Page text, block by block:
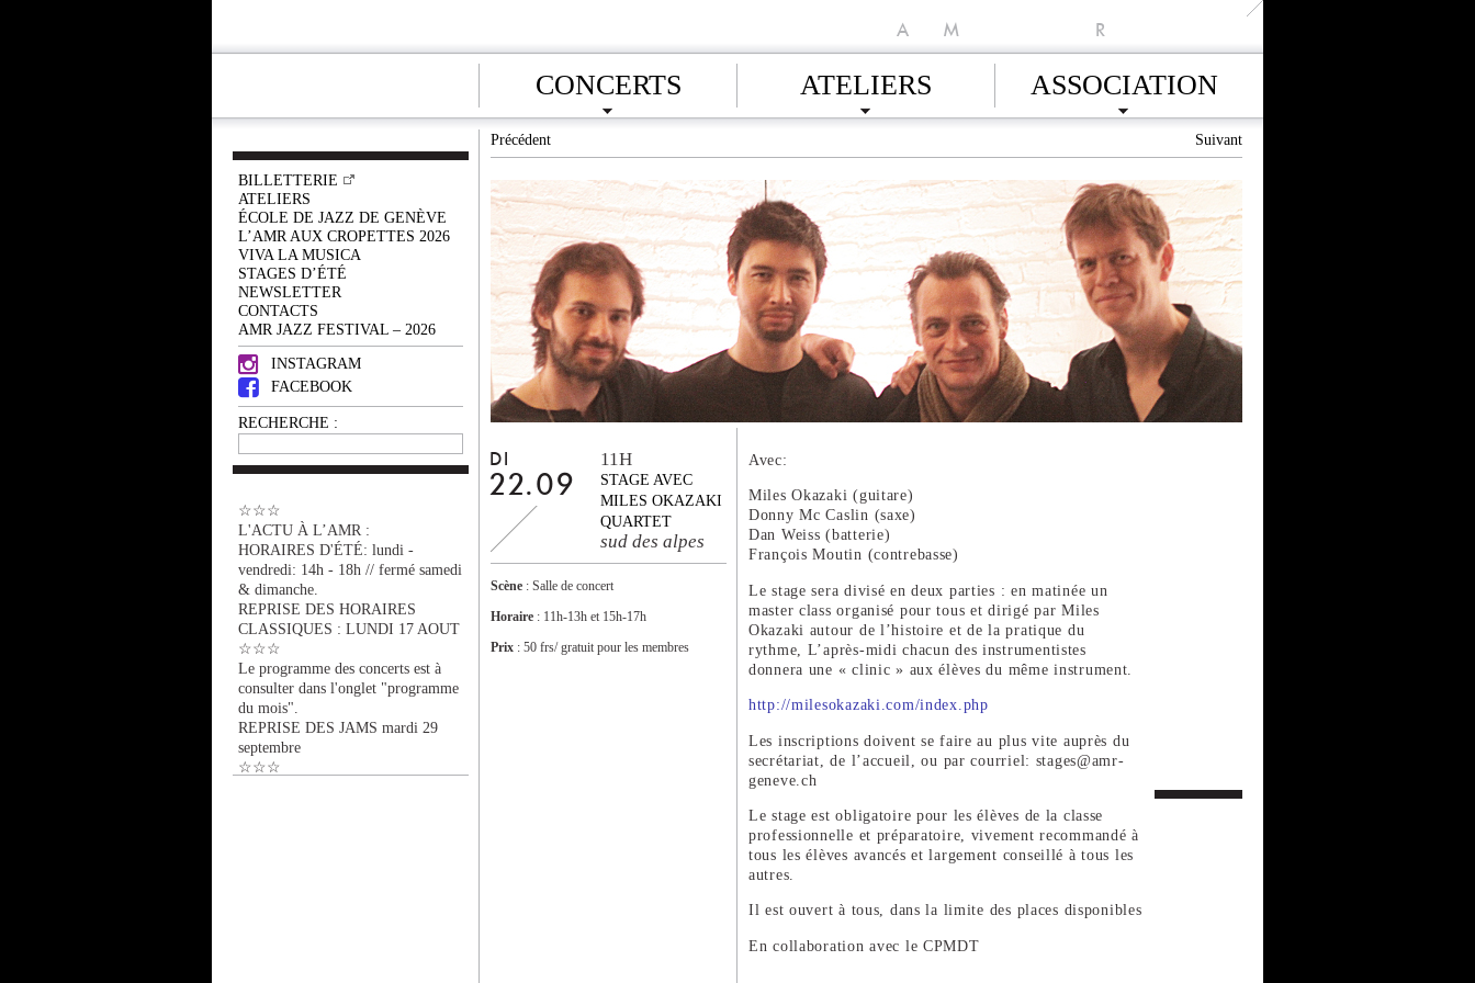
A M R
CONCERTS ATELIERS ASSOCIATION
BILLETTERIE
ATELIERS
ÉCOLE DE JAZZ DE GENÈVE
L’AMR AUX CROPETTES 2026
VIVA LA MUSICA
STAGES D’ÉTÉ
NEWSLETTER
CONTACTS
AMR JAZZ FESTIVAL – 2026
INSTAGRAM
FACEBOOK
RECHERCHE :
☆☆☆
L'ACTU À L’AMR :
HORAIRES D'ÉTÉ: lundi -
vendredi: 14h - 18h // fermé samedi
& dimanche.
REPRISE DES HORAIRES
CLASSIQUES : LUNDI 17 AOUT
☆☆☆
Le programme des concerts est à
consulter dans l'onglet "programme
du mois".
REPRISE DES JAMS mardi 29
septembre
☆☆☆
Précédent Suivant
DI
22.09
11H
STAGE AVEC
MILES OKAZAKI
QUARTET
sud des alpes
Scène : Salle de concert
Horaire : 11h-13h et 15h-17h
Prix : 50 frs/ gratuit pour les membres
Avec:
Miles Okazaki (guitare)
Donny Mc Caslin (saxe)
Dan Weiss (batterie)
François Moutin (contrebasse)
Le stage sera divisé en deux parties : en matinée un
master class organisé pour tous et dirigé par Miles
Okazaki autour de l’histoire et de la pratique du
rythme, L’après-midi chacun des instrumentistes
donnera une « clinic » aux élèves du même instrument.
http://milesokazaki.com/index.php
Les inscriptions doivent se faire au plus vite auprès du
secrétariat, de l’accueil, ou par courriel: stages@amr-
geneve.ch
Le stage est obligatoire pour les élèves de la classe
professionnelle et préparatoire, vivement recommandé à
tous les élèves avancés et largement conseillé à tous les
autres.
Il est ouvert à tous, dans la limite des places disponibles
En collaboration avec le CPMDT